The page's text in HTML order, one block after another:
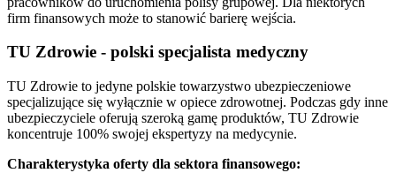
firm finansowych może to stanowić barierę wejścia.
TU Zdrowie - polski specjalista medyczny
TU Zdrowie to jedyne polskie towarzystwo ubezpieczeniowe
specjalizujące się wyłącznie w opiece zdrowotnej. Podczas gdy inne
ubezpieczyciele oferują szeroką gamę produktów, TU Zdrowie
koncentruje 100% swojej ekspertyzy na medycynie.
Charakterystyka oferty dla sektora finansowego: